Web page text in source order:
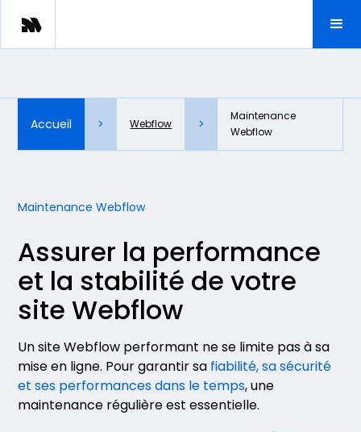
Accueil > Webflow >
Maintenance
Webflow
Maintenance Webflow
Assurer la performance
et la stabilité de votre
site Webflow
Un site Webflow performant ne se limite pas à sa
mise en ligne. Pour garantir sa fiabilité, sa sécurité
et ses performances dans le temps, une
maintenance régulière est essentielle.